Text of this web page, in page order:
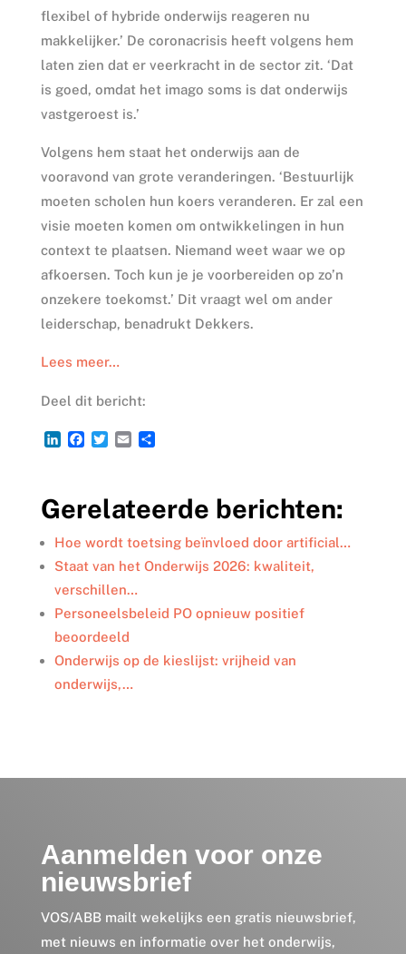
flexibel of hybride onderwijs reageren nu
makkelijker.’ De coronacrisis heeft volgens hem
laten zien dat er veerkracht in de sector zit. ‘Dat
is goed, omdat het imago soms is dat onderwijs
vastgeroest is.’
Volgens hem staat het onderwijs aan de
vooravond van grote veranderingen. ‘Bestuurlijk
moeten scholen hun koers veranderen. Er zal een
visie moeten komen om ontwikkelingen in hun
context te plaatsen. Niemand weet waar we op
afkoersen. Toch kun je je voorbereiden op zo’n
onzekere toekomst.’ Dit vraagt wel om ander
leiderschap, benadrukt Dekkers.
Lees meer…
Deel dit bericht:
L
e
d
I
n
F
b
o
o
k
T
t
e
r
E
l
D
n
Gerelateerde berichten:
Hoe wordt toetsing beïnvloed door artificial…
Staat van het Onderwijs 2026: kwaliteit,
verschillen…
Personeelsbeleid PO opnieuw positief
beoordeeld
Onderwijs op de kieslijst: vrijheid van
onderwijs,…
Aanmelden voor onze
nieuwsbrief
VOS/ABB mailt wekelijks een gratis nieuwsbrief,
met nieuws en informatie over het onderwijs,